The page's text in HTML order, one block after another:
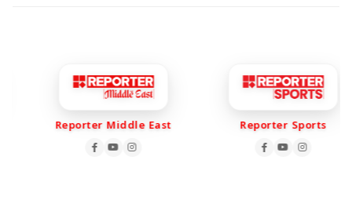
Reporter Middle East Reporter Sports